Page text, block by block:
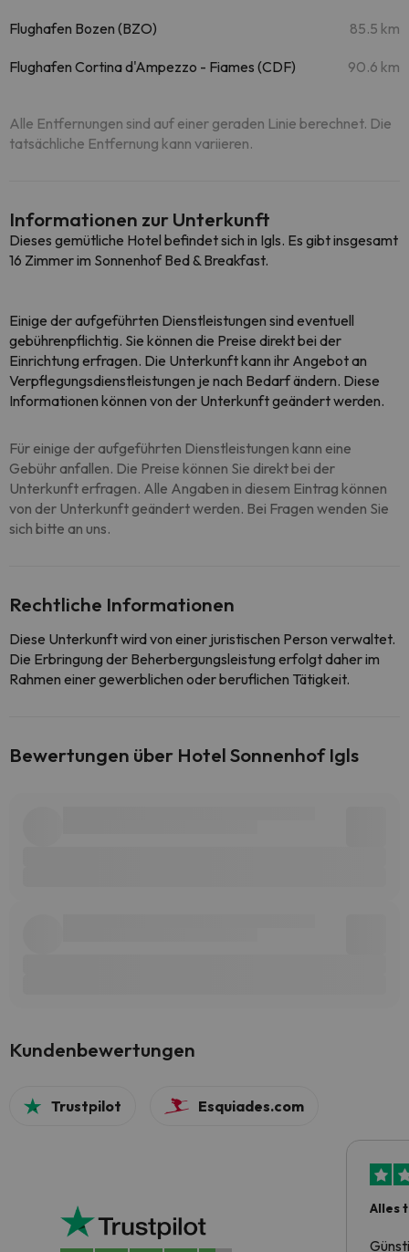
Flughafen Bozen (BZO) 85.5 km
Flughafen Cortina d'Ampezzo - Fiames (CDF) 90.6 km
Alle Entfernungen sind auf einer geraden Linie berechnet. Die
tatsächliche Entfernung kann variieren.
Informationen zur Unterkunft
Dieses gemütliche Hotel befindet sich in Igls. Es gibt insgesamt
16 Zimmer im Sonnenhof Bed & Breakfast.
Einige der aufgeführten Dienstleistungen sind eventuell
gebührenpflichtig. Sie können die Preise direkt bei der
Einrichtung erfragen. Die Unterkunft kann ihr Angebot an
Verpflegungsdienstleistungen je nach Bedarf ändern. Diese
Informationen können von der Unterkunft geändert werden.
Für einige der aufgeführten Dienstleistungen kann eine
Gebühr anfallen. Die Preise können Sie direkt bei der
Unterkunft erfragen. Alle Angaben in diesem Eintrag können
von der Unterkunft geändert werden. Bei Fragen wenden Sie
sich bitte an uns.
Rechtliche Informationen
Diese Unterkunft wird von einer juristischen Person verwaltet.
Die Erbringung der Beherbergungsleistung erfolgt daher im
Rahmen einer gewerblichen oder beruflichen Tätigkeit.
Bewertungen über Hotel Sonnenhof Igls
Kundenbewertungen
Trustpilot Esquiades.com
Alles